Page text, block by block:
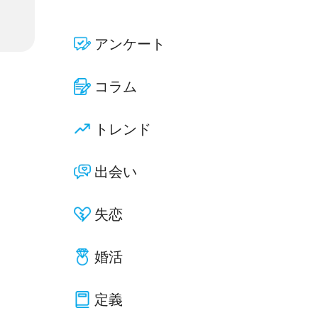
アンケート
コラム
トレンド
出会い
失恋
婚活
定義